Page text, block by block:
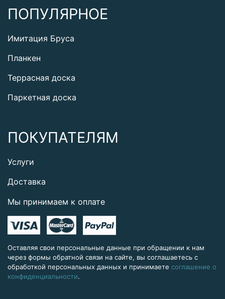
ПОПУЛЯРНОЕ
Имитация Бруса
Планкен
Террасная доска
Паркетная доска
ПОКУПАТЕЛЯМ
Услуги
Доставка
Мы принимаем к оплате
Оставляя свои персональные данные при обращении к нам
через формы обратной связи на сайте, вы соглашаетесь с
обработкой персональных данных и принимаете соглашение о
конфиденциальности.